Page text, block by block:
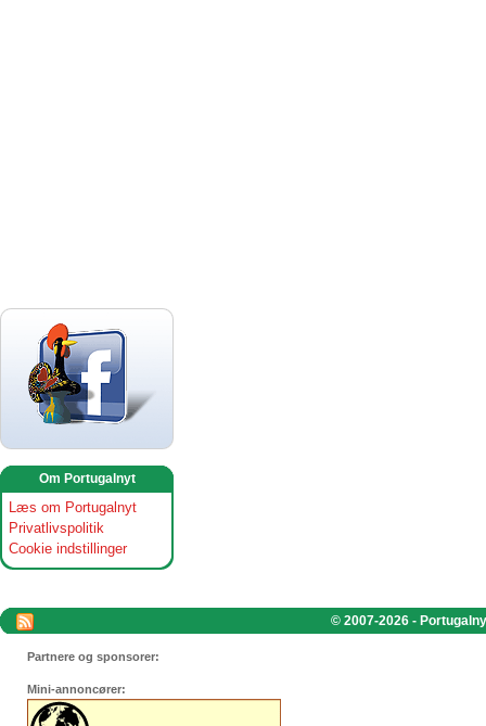
Om Portugalnyt
Læs om Portugalnyt
Privatlivspolitik
Cookie indstillinger
© 2007-2026 -
Partnere og sponsorer:
Mini-annoncører: